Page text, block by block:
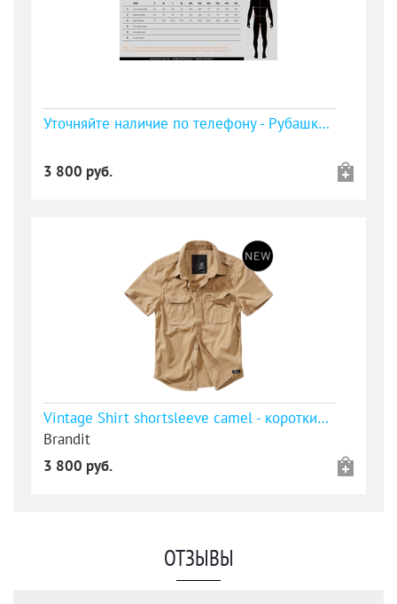
Уточняйте наличие по телефону - Рубашка с коротким рукавом Vintage Shirt shortsleeve charcoal grey
3 800 руб.
Vintage Shirt shortsleeve camel - короткий рукав - уточняйте наличие
Brandit
3 800 руб.
ОТЗЫВЫ